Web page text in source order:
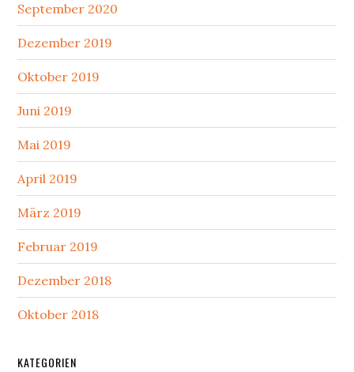
September 2020
Dezember 2019
Oktober 2019
Juni 2019
Mai 2019
April 2019
März 2019
Februar 2019
Dezember 2018
Oktober 2018
KATEGORIEN